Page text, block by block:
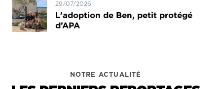
29/07/2026
L’adoption de Ben, petit protégé
d’APA
NOTRE ACTUALITÉ